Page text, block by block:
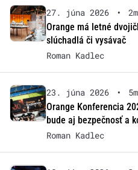
27. júna 2026 •
2m
Orange má letné
slúchadlá či vysávač
Roman Kadlec
23. júna 2026 •
5m
Orange Konferencia
bude aj bezpečnosť a
Roman Kadlec